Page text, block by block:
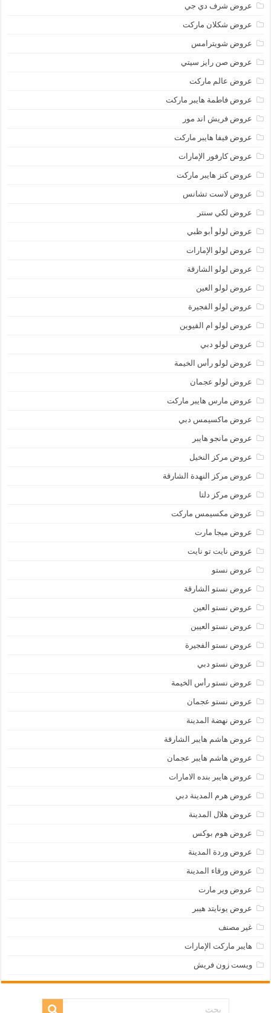
عروض شرف دي جي
عروض شكلان ماركت
عروض شويترامس
عروض صن رايز سيتي
عروض عالم ماركت
عروض فاطمة هايبر ماركت
عروض فريش اند مور
عروض فيفا هايبر ماركت
عروض كارفور الإمارات
عروض كنز هايبر ماركت
عروض لاست تشانس
عروض لكي سنتر
عروض لولو أبو ظبي
عروض لولو الإمارات
عروض لولو الشارقة
عروض لولو العين
عروض لولو الفجيرة
عروض لولو ام القيوين
عروض لولو دبي
عروض لولو رأس الخيمة
عروض لولو عجمان
عروض مارس هايبر ماركت
عروض ماكسيمس دبي
عروض مانجو هايبر
عروض مركز النخيل
عروض مركز النهدة الشارقة
عروض مركز دلتا
عروض مكسيمس ماركت
عروض ميجا مارت
عروض نايت تو نايت
عروض نستو
عروض نستو الشارقة
عروض نستو العين
عروض نستو العيين
عروض نستو الفجيرة
عروض نستو دبي
عروض نستو رأس الخيمة
عروض نستو عجمان
عروض نهضة المدينة
عروض هاشم هايبر الشارقة
عروض هاشم هايبر عجمان
عروض هايبر بنده الامارات
عروض هرم المدينة دبي
عروض هلال المدينة
عروض هوم بوكس
عروض وردة المدينة
عروض ورقاء المدينة
عروض وير مارت
عروض يونايتد هيبر
غير مصنف
هايبر ماركت الإمارات
ويست زون فريش